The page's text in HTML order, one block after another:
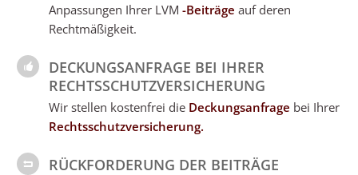
Anpassungen Ihrer LVM-Beiträge auf deren
Rechtmäßigkeit.
DECKUNGSANFRAGE BEI IHRER
RECHTSSCHUTZVERSICHERUNG
Wir stellen kostenfrei die Deckungsanfrage bei Ihrer
Rechtsschutzversicherung.
RÜCKFORDERUNG DER BEITRÄGE